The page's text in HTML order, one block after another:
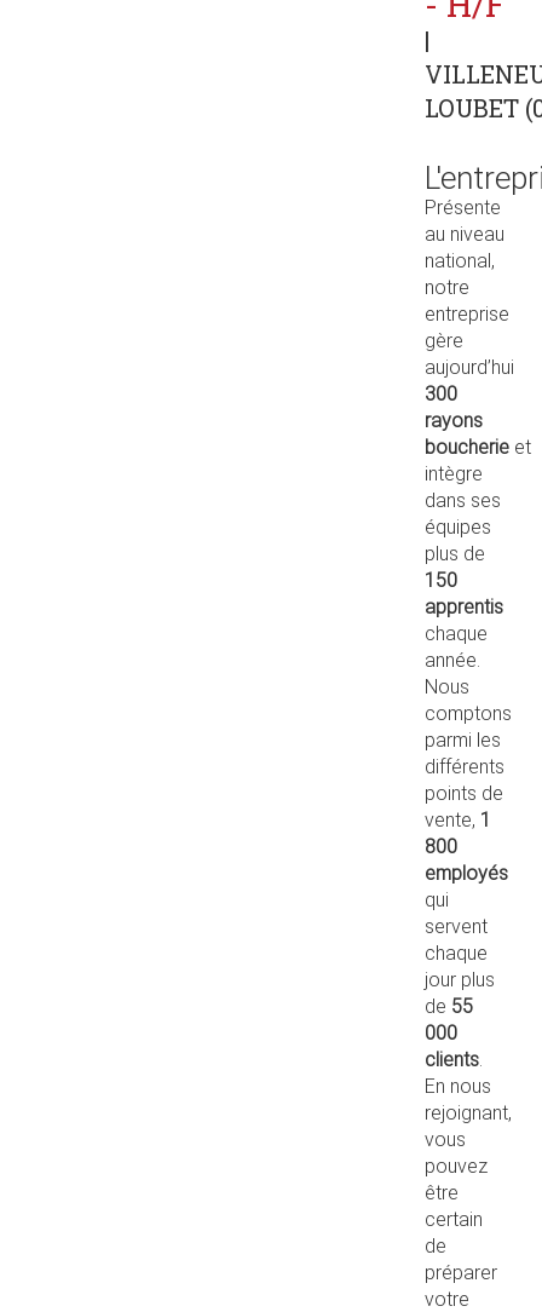
|
LOUBET
Présente
au niveau
national,
notre
entreprise
gère
aujourd’hui
300
rayons
boucherie et
intègre
dans ses
équipes
plus de
150
apprentis
chaque
année.
Nous
comptons
parmi les
différents
points de
vente, 1
800
employés
qui
servent
chaque
jour plus
de 55
000
clients.
En nous
rejoignant,
vous
pouvez
être
certain
de
préparer
votre